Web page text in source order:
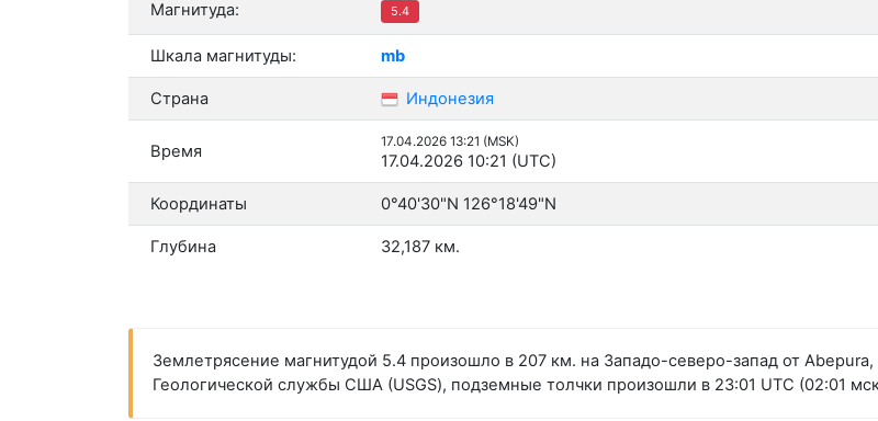
Магнитуда: 5.4
Шкала магнитуды: mb
Страна Индонезия
Время 17.04.2026 13:21 (MSK)
17.04.2026 10:21 (UTC)
Координаты 0°40'30"N 126°18'49"N
Глубина 32,187 км.
Землетрясение магнитудой 5.4 произошло в 207 км. на Западо-северо-запад от
Геологической службы США (USGS), подземные толчки произошли в 23:01 UTC (02:01